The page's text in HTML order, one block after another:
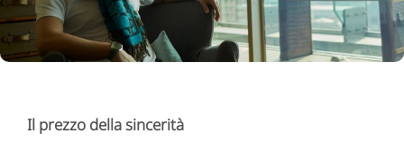
Il prezzo della sincerità